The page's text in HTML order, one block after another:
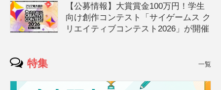
【公募情報】大賞賞金100万円！学生
向け創作コンテスト「サイゲームス ク
リエイティブコンテスト2026」が開催
特集 一覧